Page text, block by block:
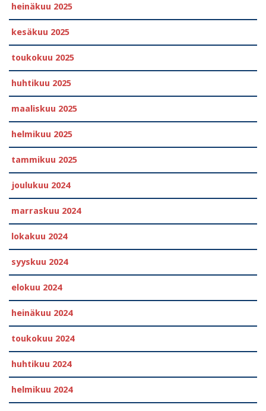
heinäkuu 2025
kesäkuu 2025
toukokuu 2025
huhtikuu 2025
maaliskuu 2025
helmikuu 2025
tammikuu 2025
joulukuu 2024
marraskuu 2024
lokakuu 2024
syyskuu 2024
elokuu 2024
heinäkuu 2024
toukokuu 2024
huhtikuu 2024
helmikuu 2024